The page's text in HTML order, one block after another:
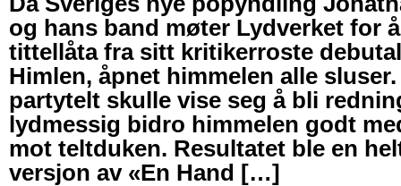
og hans band møter Lydverket for
tittellåta fra sitt kritikerroste
Himlen, åpnet himmelen alle
partytelt skulle vise seg å bli
lydmessig bidro himmelen godt
mot teltduken. Resultatet ble en
versjon av «En Hand […]